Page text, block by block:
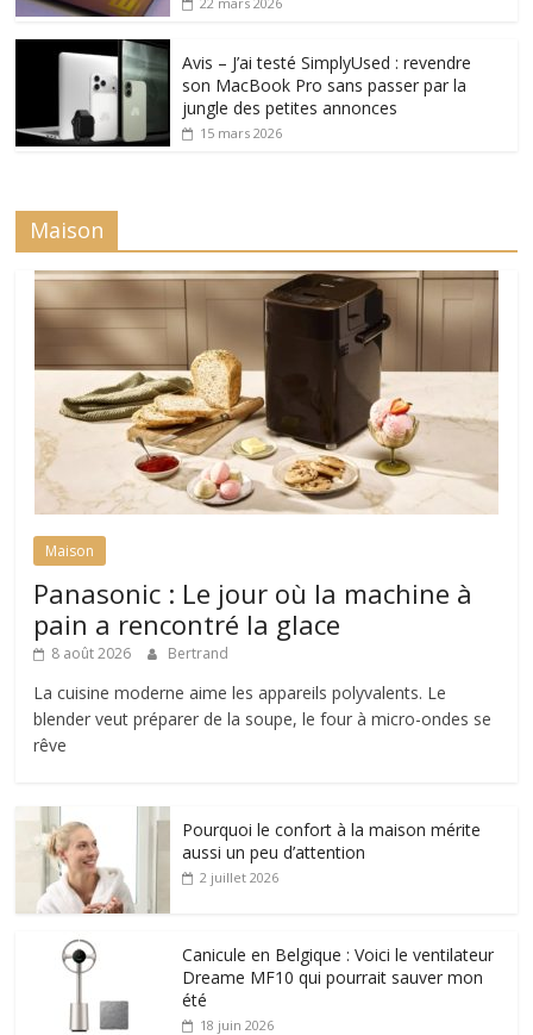
Avis – J’ai testé SimplyUsed : revendre
son MacBook Pro sans passer par la
jungle des petites annonces
15 mars 2026
Maison
Maison
Panasonic : Le jour où la machine à
pain a rencontré la glace
8 août 2026 Bertrand
La cuisine moderne aime les appareils polyvalents. Le
blender veut préparer de la soupe, le four à micro-ondes se
rêve
Pourquoi le confort à la maison mérite
aussi un peu d’attention
2 juillet 2026
Canicule en Belgique : Voici le ventilateur
Dreame MF10 qui pourrait sauver mon
été
18 juin 2026